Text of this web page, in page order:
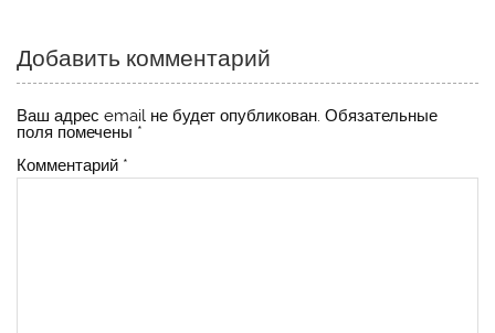
Добавить комментарий
Ваш адрес email не будет опубликован. Обязательные
поля помечены *
Комментарий *